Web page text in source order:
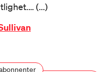
(...)